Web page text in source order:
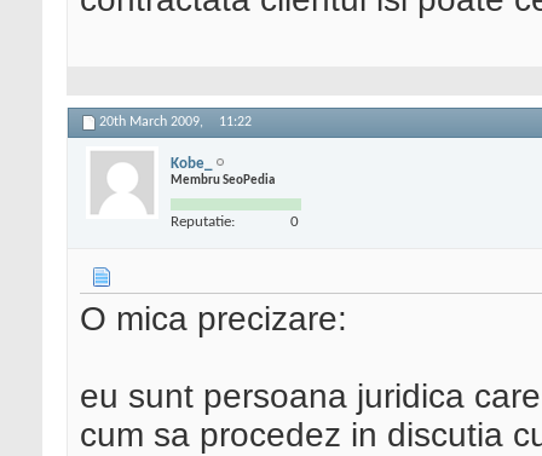
20th March 2009, 11:22
Kobe_
Membru SeoPedia
Reputatie: 0
O mica precizare:
eu sunt persoana juridica
cum sa procedez in discutia